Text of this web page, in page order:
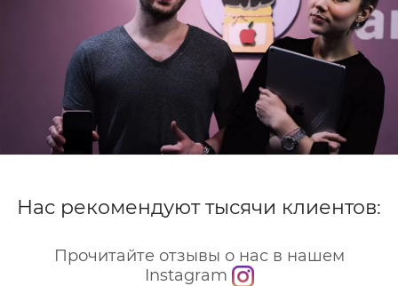
Нас рекомендуют тысячи клиентов:
Прочитайте отзывы о нас в нашем
Instagram